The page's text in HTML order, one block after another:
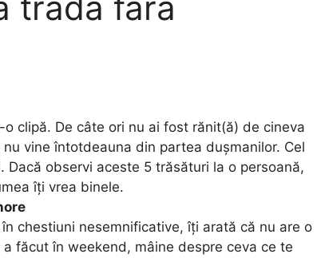
clipă. De câte ori nu ai fost rănit(ă) de cineva
vine întotdeauna din partea dușmanilor. Cel
observi aceste 5 trăsături la o persoană,
îți vrea binele.
chestiuni nesemnificative, îți arată că nu are o
făcut în weekend, mâine despre ceva ce te